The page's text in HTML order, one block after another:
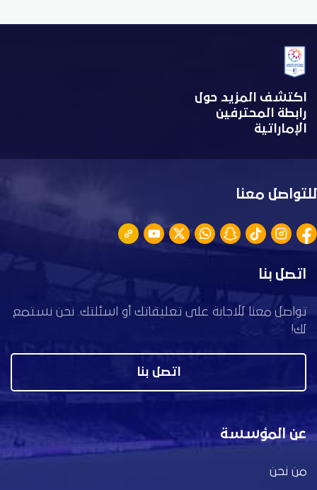
اكتشف المزيد حول
رابطة المحترفين
الإماراتية
للتواصل معنا
اتصل بنا
تواصل معنا للاجابة على تعليقاتك أو اسئلتك. نحن نستمع
لك!
اتصل بنا
عن المؤسسة
من نحن